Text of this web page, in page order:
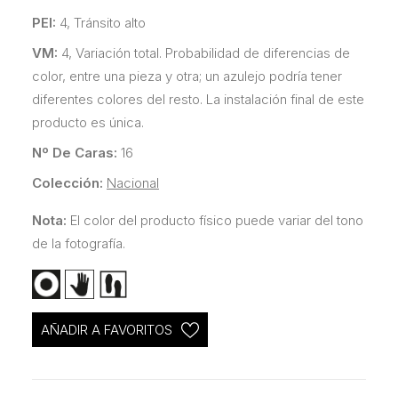
PEI: 4, Tránsito alto
VM: 4, Variación total. Probabilidad de diferencias de
color, entre una pieza y otra; un azulejo podría tener
diferentes colores del resto. La instalación final de este
producto es única.
Nº De Caras: 16
Colección: Nacional
Nota: El color del producto físico puede variar del tono
de la fotografía.
AÑADIR A FAVORITOS